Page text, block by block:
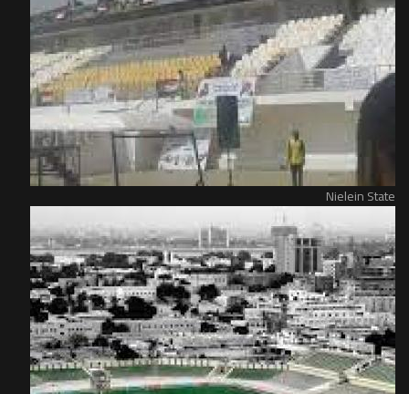
Nielein State